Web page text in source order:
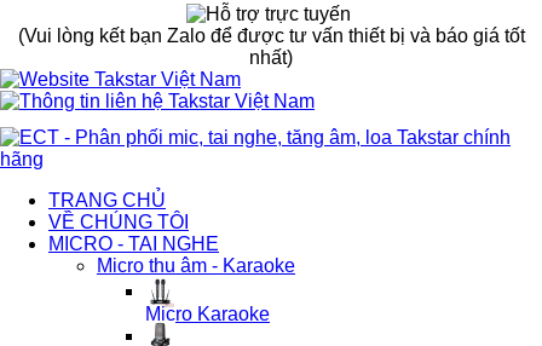
(Vui lòng kết bạn Zalo để được tư vấn thiết bị và báo giá tốt
nhất)
TRANG CHỦ
VỀ CHÚNG TÔI
MICRO - TAI NGHE
Micro thu âm - Karaoke
Micro Karaoke